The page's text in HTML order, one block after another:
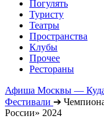
Погулять
Туристу
Театры
Пространства
Клубы
Прочее
Рестораны
Афиша Москвы — Куда
Фестивали ➔
России» 2024